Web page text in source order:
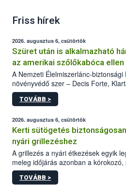
Friss hírek
2026. augusztus 6, csütörtök
Szüret után is alkalmazható
az amerikai szőlőkabóca ellen
A Nemzeti Élelmiszerlánc-
növényvédő szer – Decis Forte,
engedélyokiratát módosította, így
egészen a vesszőérettség (BBCH
érésű szőlőkben is legyen lehetőség
védekezésre. Az Oroganic
felhasználók számára is elérhető és
engedélyezett.
TOVÁBB >
2026. augusztus 6, csütörtök
Kerti sütögetés
nyári grillezéshez
A grillezés a nyári étkezések egyik
meleg időjárás azonban a
gyorsabb szaporodásának is
ezért nem csupán a megfelelő sütési
TOVÁBB >